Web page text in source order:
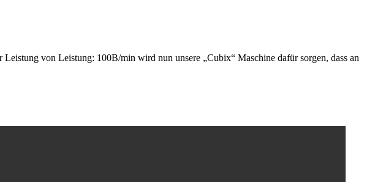
von Leistung: 100B/min wird nun unsere „Cubix“ Maschine dafür sorgen, dass an